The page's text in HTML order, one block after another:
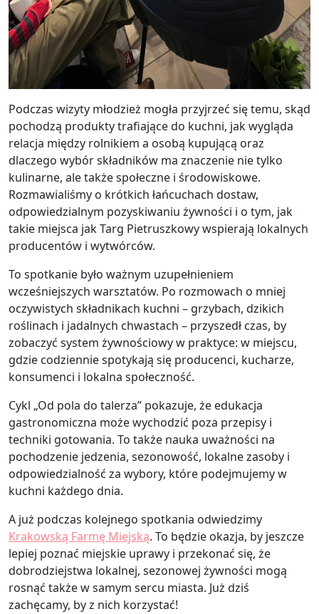
Podczas wizyty młodzież mogła przyjrzeć się temu, skąd
pochodzą produkty trafiające do kuchni, jak wygląda
relacja między rolnikiem a osobą kupującą oraz
dlaczego wybór składników ma znaczenie nie tylko
kulinarne, ale także społeczne i środowiskowe.
Rozmawialiśmy o krótkich łańcuchach dostaw,
odpowiedzialnym pozyskiwaniu żywności i o tym, jak
takie miejsca jak Targ Pietruszkowy wspierają lokalnych
producentów i wytwórców.
To spotkanie było ważnym uzupełnieniem
wcześniejszych warsztatów. Po rozmowach o mniej
oczywistych składnikach kuchni – grzybach, dzikich
roślinach i jadalnych chwastach – przyszedł czas, by
zobaczyć system żywnościowy w praktyce: w miejscu,
gdzie codziennie spotykają się producenci, kucharze,
konsumenci i lokalna społeczność.
Cykl „Od pola do talerza” pokazuje, że edukacja
gastronomiczna może wychodzić poza przepisy i
techniki gotowania. To także nauka uważności na
pochodzenie jedzenia, sezonowość, lokalne zasoby i
odpowiedzialność za wybory, które podejmujemy w
kuchni każdego dnia.
A już podczas kolejnego spotkania odwiedzimy
Krakowską Farmę Miejską. To będzie okazja, by jeszcze
lepiej poznać miejskie uprawy i przekonać się, że
dobrodziejstwa lokalnej, sezonowej żywności mogą
rosnąć także w samym sercu miasta. Już dziś
zachęcamy, by z nich korzystać!